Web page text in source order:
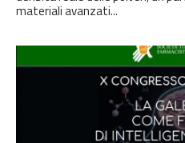
materiali avanzati...